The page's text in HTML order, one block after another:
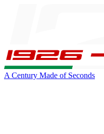
A Century Made of Seconds